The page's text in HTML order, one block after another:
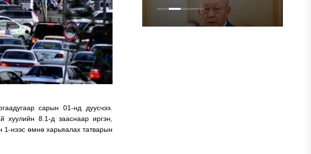
сарын 01-нд дуусчээ.
хуулийн 8.1-д зааснаар иргэн,
1-нээс өмнө харьяалах татварын
ЗӨВШӨӨРӨЛТЭЙ БОЛГОХ
ХЭРЭГТЭЙ